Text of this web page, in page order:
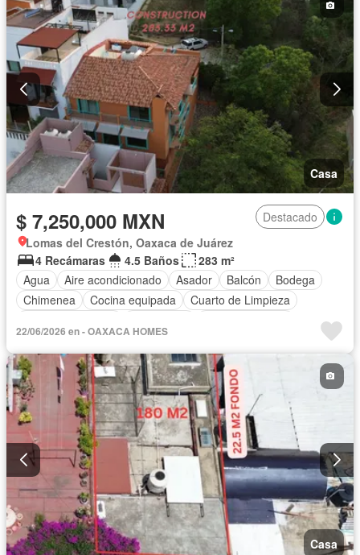
Casa
$ 7,250,000 MXN
Destacado
Lomas del Crestón, Oaxaca de Juárez
4 Recámaras
4.5 Baños
283 m²
Agua
Aire acondicionado Asador Balcón
Bodega
Chimenea
Cocina equipada
Cuarto de Limpieza
Recámara con closet
Terraza
Parcialmente amueblado
22/06/2026 en - OAXACA HOMES
Casa